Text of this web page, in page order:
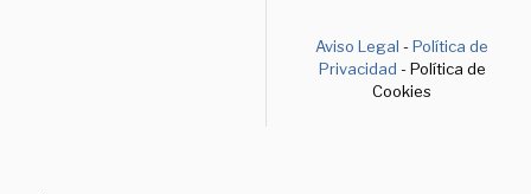
Aviso Legal -Política de
Privacidad - Política de
Cookies